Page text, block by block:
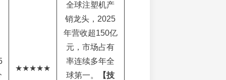
★★★★★
全球注塑机产
销龙头，2025
年营收超150亿
元，市场占有
率连续多年全
球第一。
【技